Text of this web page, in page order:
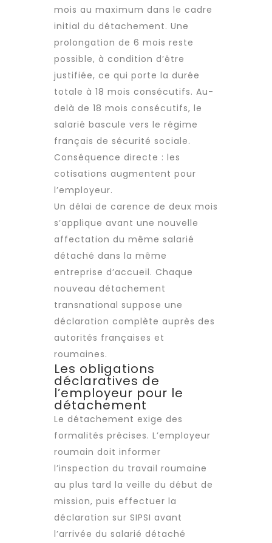
mois au maximum dans le cadre
initial du détachement. Une
prolongation de 6 mois reste
possible, à condition d’être
justifiée, ce qui porte la durée
totale à 18 mois consécutifs. Au-
delà de 18 mois consécutifs, le
salarié bascule vers le régime
français de sécurité sociale.
Conséquence directe : les
cotisations augmentent pour
l’employeur.
Un délai de carence de deux mois
s’applique avant une nouvelle
affectation du même salarié
détaché dans la même
entreprise d’accueil. Chaque
nouveau détachement
transnational suppose une
déclaration complète auprès des
autorités françaises et
roumaines.
Les obligations
déclaratives de
l’employeur pour le
détachement
Le détachement exige des
formalités précises. L’employeur
roumain doit informer
l’inspection du travail roumaine
au plus tard la veille du début de
mission, puis effectuer la
déclaration sur SIPSI avant
l’arrivée du salarié détaché